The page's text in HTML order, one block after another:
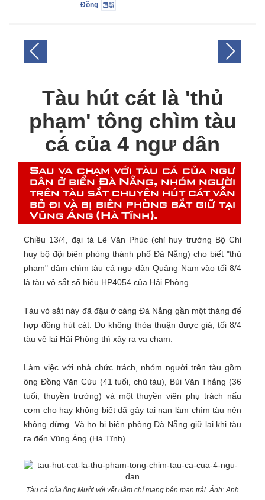
Đồng
Tàu hút cát là 'thủ
phạm' tông chìm tàu
cá của 4 ngư dân
Sau va chạm với tàu cá của ngư
dân ở biển Đà Nẵng, nhóm người
trên tàu sắt chuyên hút cát vẫn
bỏ đi và bị biên phòng bắt giữ tại
Vũng Áng (Hà Tĩnh).
Chiều 13/4, đại tá Lê Văn Phúc (chỉ huy trưởng Bộ Chỉ
huy bộ đội biên phòng thành phố Đà Nẵng) cho biết "thủ
phạm" đâm chìm tàu cá ngư dân Quảng Nam vào tối 8/4
là tàu vỏ sắt số hiệu HP4054 của Hải Phòng.
Tàu vỏ sắt này đã đậu ở cảng Đà Nẵng gần một tháng để
hợp đồng hút cát. Do không thỏa thuận được giá, tối 8/4
tàu về lại Hải Phòng thì xảy ra va chạm.
Làm việc với nhà chức trách, nhóm người trên tàu gồm
ông Đồng Văn Cửu (41 tuổi, chủ tàu), Bùi Văn Thắng (36
tuổi, thuyền trưởng) và một thuyền viên phụ trách nấu
cơm cho hay không biết đã gây tai nạn làm chìm tàu nên
không dừng. Và họ bị biên phòng Đà Nẵng giữ lại khi tàu
ra đến Vũng Áng (Hà Tĩnh).
Tàu cá của ông Mười với vết đâm chí mạng bên mạn trái. Ảnh: Anh